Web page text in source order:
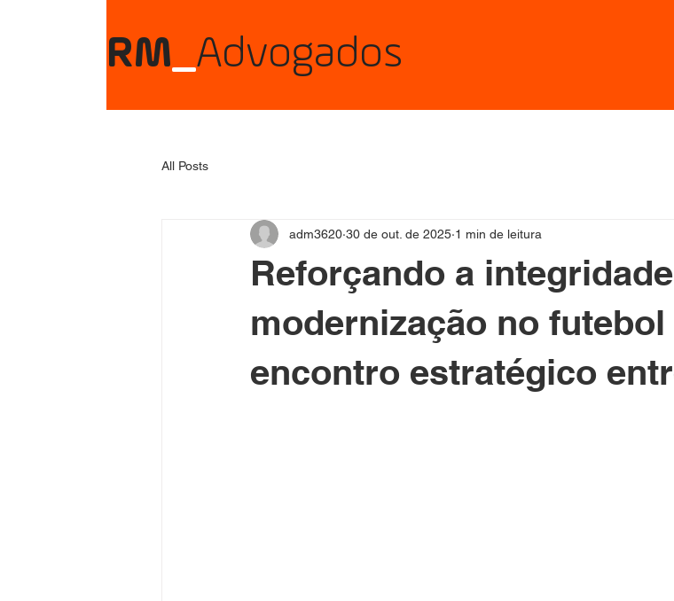
RM_Advogados
All Posts
Reforçando a
modernização no
encontro estratégico
adm3620 30 de out. de 2025 1 min de leitura